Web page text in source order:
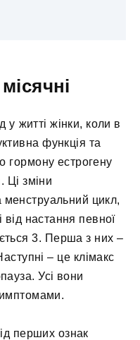
у житті жінки, коли в
функція та
гормону естрогену
Ці зміни
цикл,
від настання певної
3. Перша з них –
– це клімакс
Усі вони
перших ознак